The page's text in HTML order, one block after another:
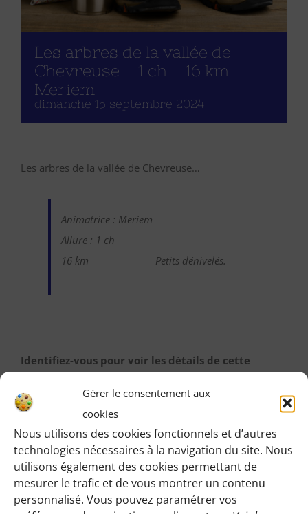
Gérer le consentement aux
cookies
Nous utilisons des cookies fonctionnels et d’autres
technologies nécessaires à la navigation du site. Nous
utilisons également des cookies permettant de
mesurer le trafic et de vous montrer un contenu
personnalisé. Vous pouvez paramétrer vos
Les arbres de la vallée de
Chevreuse – 1 ch – 16 km –
Meriem
dimanche 15 septembre 2024
Les arbres de la vallée de Chevreuse…
Animatrice : Meriem
Allure : 1 ch
16 km
Petits dénivelés.
Identifiez-vous pour voir les détails de cette
Une fois identifiée en tant qu’adhérente, vous pourrez
accéder à toutes les informations de rendez-vous,
horaires, lieux, etc.
M’IDENTIFIER